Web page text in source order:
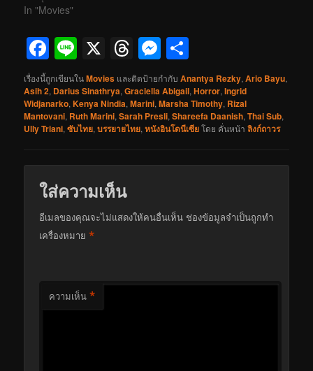
In "Movies"
Facebook
Line
X Threads
Messenger
เรื่องนี้ถูกเขียนในMovies และติดป้ายกำกับAnantya Rezky,Ario Bayu,
Asih 2, Darius Sinathrya,Graciella Abigail,Horror,Ingrid
Widjanarko,Kenya Nindia,Marini,Marsha Timothy, Rizal
Mantovani, Ruth Marini,Sarah Presli,Shareefa Daanish,Thai Sub,
Ully Triani,ซับไทย,บรรยายไทย,หนังอินโดนีเซียโดย คั่นหน้าลิงก์ถาวร
ใส่ความเห็น
อีเมลของคุณจะไม่แสดงให้คนอื่นเห็น ช่องข้อมูลจำเป็นถูกทำ
เครื่องหมาย*
ความเห็น *